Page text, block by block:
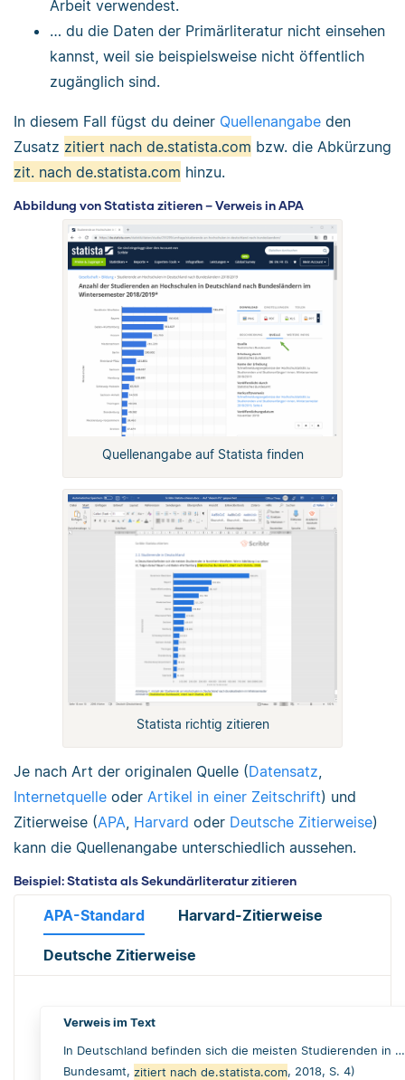
Arbeit verwendest.
… du die Daten der Primärliteratur nicht einsehen
kannst, weil sie beispielsweise nicht öffentlich
zugänglich sind.
In diesem Fall fügst du deiner Quellenangabe den
Zusatz zitiert nach de.statista.com bzw. die Abkürzung
zit. nach de.statista.com hinzu.
Abbildung von Statista zitieren – Verweis in APA
Quellenangabe auf Statista finden
Statista richtig zitieren
Je nach Art der originalen Quelle (Datensatz,
Internetquelle oder Artikel in einer Zeitschrift) und
Zitierweise (APA, Harvard oder Deutsche Zitierweise)
kann die Quellenangabe unterschiedlich aussehen.
Beispiel: Statista als Sekundärliteratur zitieren
APA-Standard Harvard-Zitierweise
Deutsche Zitierweise
Verweis im Text
In Deutschland befinden sich die meisten Studierenden in
Bundesamt, zitiert nach de.statista.com, 2018, S. 4)